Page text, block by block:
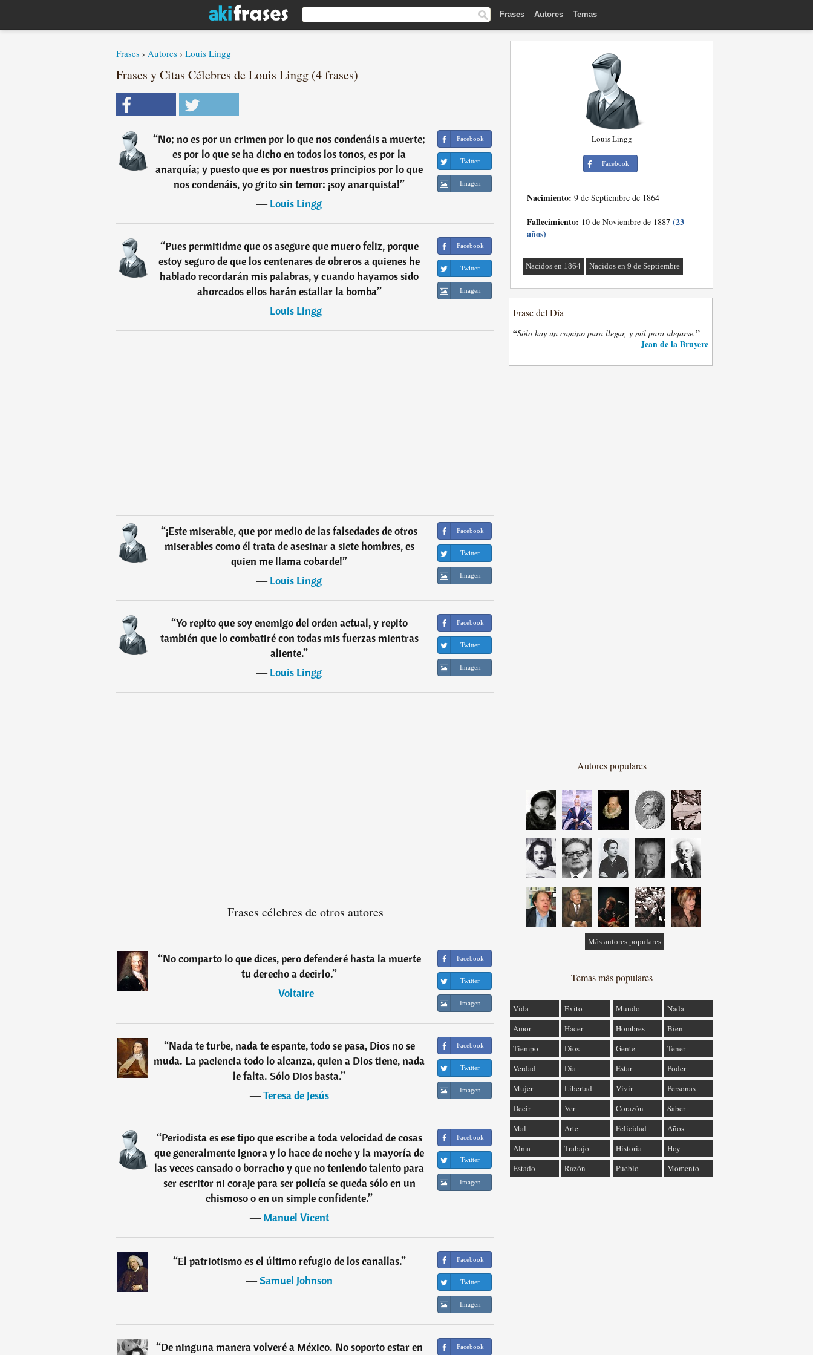
Frases Autores Temas
Frases › Autores › Louis Lingg
Frases y Citas Célebres de Louis Lingg (4 frases)
“No; no es por un crimen por lo que nos condenáis a muerte;
es por lo que se ha dicho en todos los tonos, es por la
anarquía; y puesto que es por nuestros principios por lo que
nos condenáis, yo grito sin temor: ¡soy anarquista!”
―Louis Lingg
Facebook
Twitter
Imagen
“Pues permitidme que os asegure que muero feliz, porque
estoy seguro de que los centenares de obreros a quienes he
hablado recordarán mis palabras, y cuando hayamos sido
ahorcados ellos harán estallar la bomba”
―Louis Lingg
Facebook
Twitter
Imagen
“¡Este miserable, que por medio de las falsedades de otros
miserables como él trata de asesinar a siete hombres, es
quien me llama cobarde!”
―Louis Lingg
Facebook
Twitter
Imagen
“Yo repito que soy enemigo del orden actual, y repito
también que lo combatiré con todas mis fuerzas mientras
aliente.”
―Louis Lingg
Facebook
Twitter
Imagen
Frases célebres de otros autores
“No comparto lo que dices, pero defenderé hasta la muerte
tu derecho a decirlo.”
―Voltaire
Facebook
Twitter
Imagen
“Nada te turbe, nada te espante, todo se pasa, Dios no se
muda. La paciencia todo lo alcanza, quien a Dios tiene, nada
le falta. Sólo Dios basta.”
―Teresa de Jesús
Facebook
Twitter
Imagen
“Periodista es ese tipo que escribe a toda velocidad de cosas
que generalmente ignora y lo hace de noche y la mayoría de
las veces cansado o borracho y que no teniendo talento para
ser escritor ni coraje para ser policía se queda sólo en un
chismoso o en un simple confidente.”
―Manuel Vicent
Facebook
Twitter
Imagen
“El patriotismo es el último refugio de los canallas.”
―Samuel Johnson
Facebook
Twitter
Imagen
“De ninguna manera volveré a México. No soporto estar en Facebook
Louis Lingg
Facebook
Nacimiento: 9 de Septiembre de 1864
Fallecimiento: 10 de Noviembre de 1887 (23
años)
Nacidos en 1864 Nacidos en 9 de Septiembre
Frase del Día
“Sólo hay un camino para llegar, y mil para alejarse.”
— Jean de la Bruyere
Autores populares
Más autores populares
Temas más populares
Vida Éxito Mundo
Nada
Amor
Hacer Hombres
Bien
Tiempo
Dios Gente
Tener
Verdad
Día Estar
Poder
Mujer
Libertad Vivir
Personas
Decir
Ver Corazón
Saber
Mal
Arte Felicidad
Años
Alma
Trabajo Historia
Hoy
Estado
Razón Pueblo Momento